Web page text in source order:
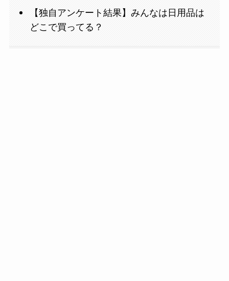
【独自アンケート結果】みんなは日用品は
どこで買ってる？